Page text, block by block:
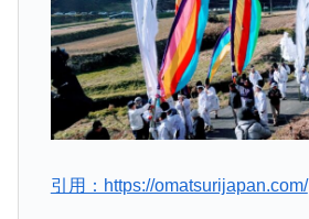
引用：https://omatsurijapan.com/